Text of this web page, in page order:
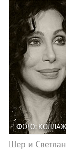
ФОТО: КОЛЛАЖ
Шер и